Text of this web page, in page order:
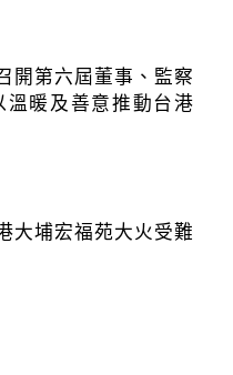
開第六屆董事、監察
溫暖及善意推動台港
大埔宏福苑大火受難